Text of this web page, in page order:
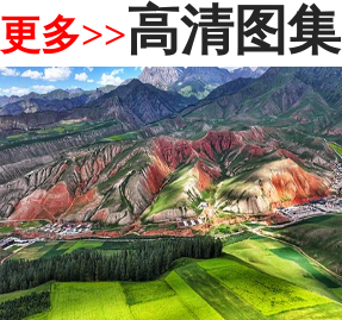
更多>>高清图集